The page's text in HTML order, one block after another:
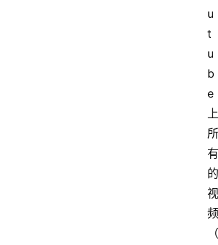
u
t
u
b
e
上
所
有
的
视
频
（